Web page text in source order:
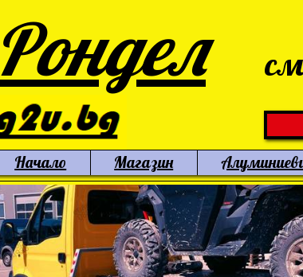
Начало Магазин
Рондел